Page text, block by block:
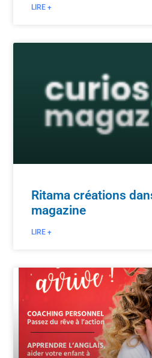
LIRE +
Ritama créations
magazine
LIRE +